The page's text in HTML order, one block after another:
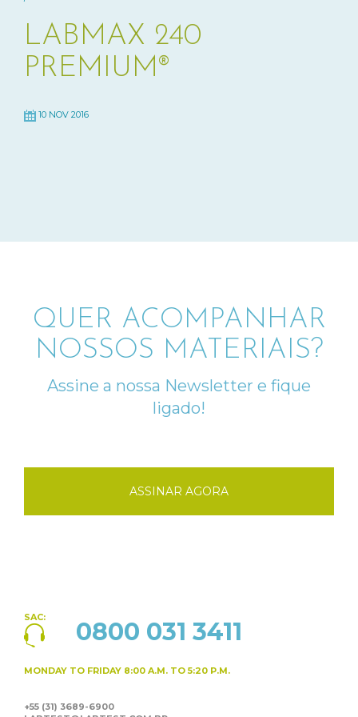
LABMAX 240
PREMIUM®
10 NOV 2016
QUER ACOMPANHAR
NOSSOS MATERIAIS?
Assine a nossa Newsletter e fique
ligado!
ASSINAR AGORA
SAC: 0800 031 3411
MONDAY TO FRIDAY 8:00 A.M. TO 5:20 P.M.
+55 (31) 3689-6900